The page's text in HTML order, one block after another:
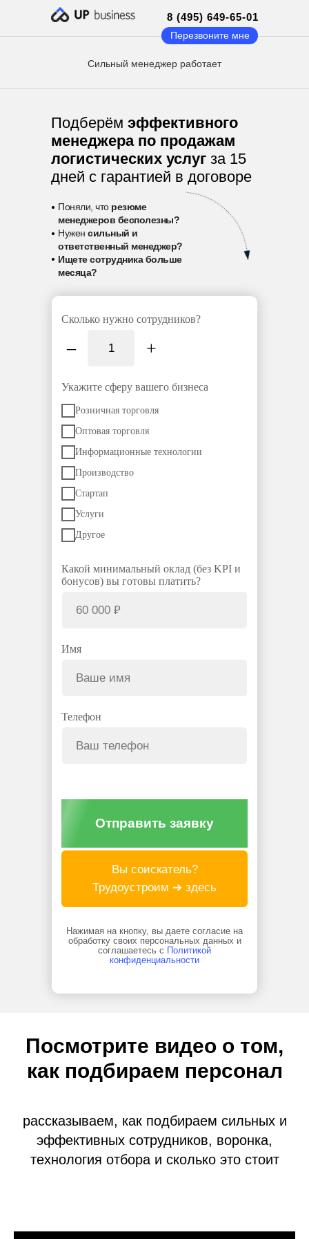
Сильный менеджер работает
8 (495) 649-65-01
Перезвоните мне
Подберём эффективного
менеджера по продажам
логистических услуг за 15
дней с гарантией в договоре
Поняли, что резюме
менеджеров бесполезны?
Нужен сильный и
ответственный менеджер?
Ищете сотрудника больше
месяца?
•
•
•
Сколько нужно сотрудников?
– +
Укажите сферу вашего бизнеса
Розничная торговля
Оптовая торговля
Информационные технологии
Производство
Стартап
Услуги
Другое
Какой минимальный оклад (без KPI и
бонусов) вы готовы платить?
Имя
Телефон
Отправить заявку
Нажимая на кнопку, вы даете согласие на
обработку своих персональных данных и
соглашаетесь с Политикой
конфиденциальности
Вы соискатель?
Трудоустроим ➔ здесь
Посмотрите видео о том,
как подбираем персонал
рассказываем, как подбираем сильных и
эффективных сотрудников, воронка,
технология отбора и сколько это стоит